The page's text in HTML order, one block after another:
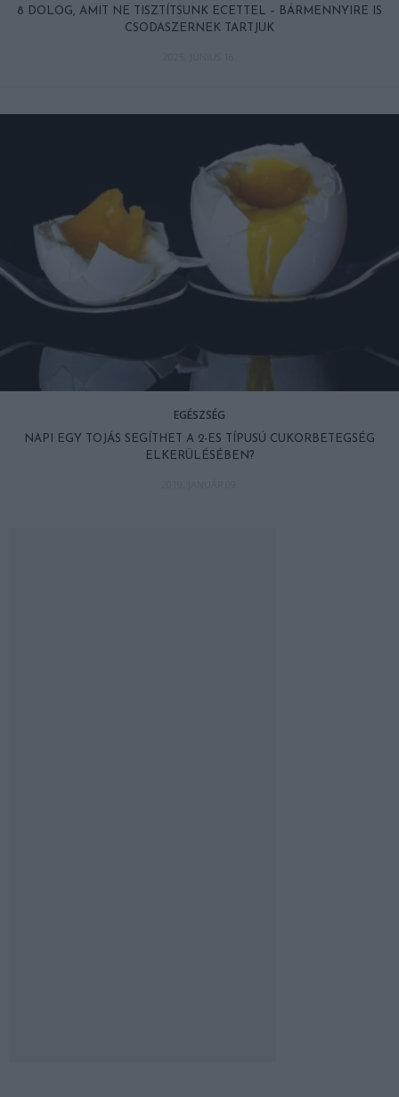
8 DOLOG, AMIT NE TISZTÍTSUNK ECETTEL – BÁRMENNYIRE IS
CSODASZERNEK TARTJUK
EGÉSZSÉG
NAPI EGY TOJÁS SEGÍTHET A 2-ES TÍPUSÚ CUKORBETEGSÉG
ELKERÜLÉSÉBEN?